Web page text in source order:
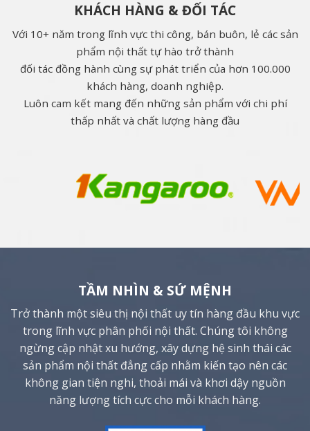
KHÁCH HÀNG & ĐỐI TÁC
Với 10+ năm trong lĩnh vực thi công, bán buôn, lẻ các sản
phẩm nội thất tự hào trở thành
đối tác đồng hành cùng sự phát triển của hơn 100.000
khách hàng, doanh nghiệp.
Luôn cam kết mang đến những sản phẩm với chi phí
thấp nhất và chất lượng hàng đầu
TẦM NHÌN & SỨ MỆNH
Trở thành một siêu thị nội thất uy tín hàng đầu khu vực
trong lĩnh vực phân phối nội thất. Chúng tôi không
ngừng cập nhật xu hướng, xây dựng hệ sinh thái các
sản phẩm nội thất đẳng cấp nhằm kiến tạo nên các
không gian tiện nghi, thoải mái và khơi dậy nguồn
năng lượng tích cực cho mỗi khách hàng.